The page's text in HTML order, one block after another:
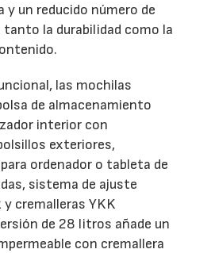
un reducido número de
la durabilidad como la
las mochilas
de almacenamiento
interior con
exteriores,
ordenador o tableta de
sistema de ajuste
cremalleras YKK
de 28 litros añade un
con cremallera